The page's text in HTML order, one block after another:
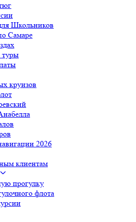
Школьников
Самаре
туры
круизов
2026
клиентам
прогулку
флота